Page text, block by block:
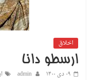
اخلاق
ارسطو دانا
۰۹ دی ۱۴۰۰ admin